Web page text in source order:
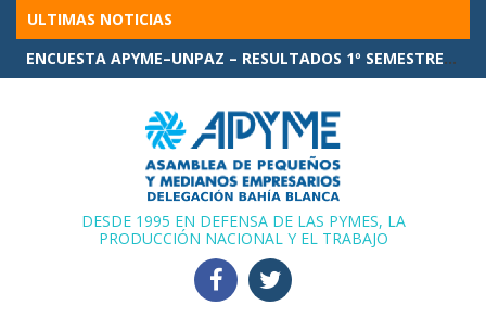
Skip
to
content
ULTIMAS NOTICIAS
ENCUESTA APYME–UNPAZ – RESULTADOS 1º SEMESTRE 2026
DESDE 1995 EN DEFENSA DE LAS PYMES, LA
PRODUCCIÓN NACIONAL Y EL TRABAJO